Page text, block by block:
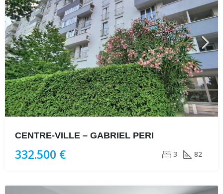
CENTRE-VILLE – GABRIEL PERI
332.500 € 3 82